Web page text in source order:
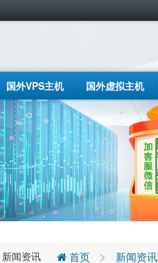
国外VPS主机 国外虚拟主机
新闻资讯
首页 新闻资讯